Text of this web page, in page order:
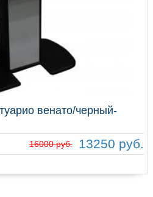
венато/черный-
16000 руб. 13250 руб.